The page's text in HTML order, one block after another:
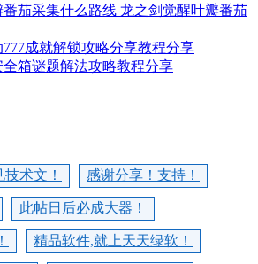
茄采集什么路线 龙之剑觉醒叶瓣番茄
成就解锁攻略分享教程分享
全箱谜题解法攻略教程分享
技术文！ 感谢分享！支持！
此帖日后必成大器！
精品软件,就上天天绿软！